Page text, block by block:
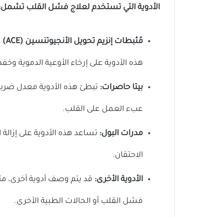
الأدوية التي تستخدم لعلاج فشل القلب
مُثبطات إنزيم تحويل الأنجيوتنسين (ACE)
هذه الأدوية على إرخاء الأوعية
بيتا حاصرات: تبطئ هذه الأدوية معدل
عبء العمل على القلب.
مدرات البول: تساعد هذه الأدوية على
الاحتقان.
الأدوية الأخرى: قد يتم وصف أدوية أخرى،
فشل القلب أو الحالات الطبية الأخرى.